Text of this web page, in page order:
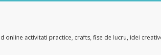
online activitati practice, crafts, fise de lucru, idei